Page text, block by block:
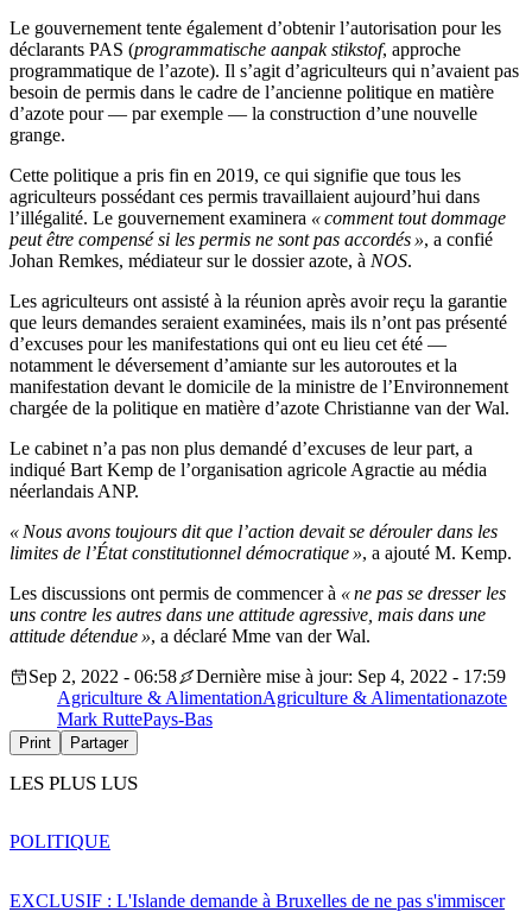
Le gouvernement tente également d’obtenir l’autorisation pour les
déclarants PAS (programmatische aanpak stikstof, approche
programmatique de l’azote). Il s’agit d’agriculteurs qui n’avaient pas
besoin de permis dans le cadre de l’ancienne politique en matière
d’azote pour — par exemple — la construction d’une nouvelle
grange.
Cette politique a pris fin en 2019, ce qui signifie que tous les
agriculteurs possédant ces permis travaillaient aujourd’hui dans
l’illégalité. Le gouvernement examinera « comment tout dommage
peut être compensé si les permis ne sont pas accordés », a confié
Johan Remkes, médiateur sur le dossier azote, à NOS.
Les agriculteurs ont assisté à la réunion après avoir reçu la garantie
que leurs demandes seraient examinées, mais ils n’ont pas présenté
d’excuses pour les manifestations qui ont eu lieu cet été —
notamment le déversement d’amiante sur les autoroutes et la
manifestation devant le domicile de la ministre de l’Environnement
chargée de la politique en matière d’azote Christianne van der Wal.
Le cabinet n’a pas non plus demandé d’excuses de leur part, a
indiqué Bart Kemp de l’organisation agricole Agractie au média
néerlandais ANP.
« Nous avons toujours dit que l’action devait se dérouler dans les
limites de l’État constitutionnel démocratique », a ajouté M. Kemp.
Les discussions ont permis de commencer à « ne pas se dresser les
uns contre les autres dans une attitude agressive, mais dans une
attitude détendue », a déclaré Mme van der Wal.
Sep 2, 2022 - 06:58
Dernière mise à jour: Sep 4, 2022 - 17:59
Agriculture & AlimentationAgriculture & Alimentationazote
Mark RuttePays-Bas
Print Partager
LES PLUS LUS
EXCLUSIF : L'Islande demande à Bruxelles de ne pas s'immiscer
POLITIQUE